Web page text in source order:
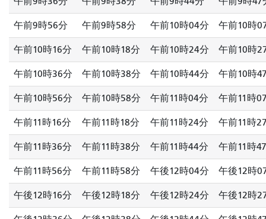
午前9時56分 午前9時58分 午前10時04分 午前10時
午前10時16分 午前10時18分 午前10時24分 午前10時
午前10時36分 午前10時38分 午前10時44分 午前10時
午前10時56分 午前10時58分 午前11時04分 午前11時
午前11時16分 午前11時18分 午前11時24分 午前11時
午前11時36分 午前11時38分 午前11時44分 午前11時
午前11時56分 午前11時58分 午後12時04分 午後12時
午後12時16分 午後12時18分 午後12時24分 午後12時